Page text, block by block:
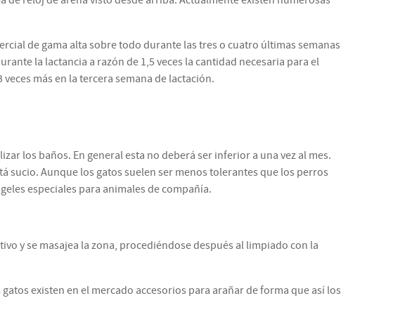
de gama alta sobre todo durante las tres o cuatro últimas semanas
la lactancia a razón de 1,5 veces la cantidad necesaria para el
más en la tercera semana de lactación.
los baños. En general esta no deberá ser inferior a una vez al mes.
sucio. Aunque los gatos suelen ser menos tolerantes que los perros
especiales para animales de compañía.
y se masajea la zona, procediéndose después al limpiado con la
existen en el mercado accesorios para arañar de forma que así los